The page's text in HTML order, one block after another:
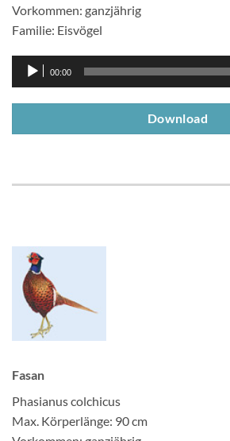
Vorkommen: ganzjährig
Familie: Eisvögel
Audio-
Player
00:00
Download
Fasan
Phasianus colchicus
Max. Körperlänge: 90 cm